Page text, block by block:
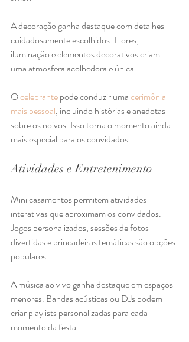
A decoração ganha destaque com detalhes
cuidadosamente escolhidos. Flores,
iluminação e elementos decorativos criam
uma atmosfera acolhedora e única.
O celebrante pode conduzir uma cerimônia
mais pessoal, incluindo histórias e anedotas
sobre os noivos. Isso torna o momento ainda
mais especial para os convidados.
Atividades e Entretenimento
Mini casamentos permitem atividades
interativas que aproximam os convidados.
Jogos personalizados, sessões de fotos
divertidas e brincadeiras temáticas são opções
populares.
A música ao vivo ganha destaque em espaços
menores. Bandas acústicas ou DJs podem
criar playlists personalizadas para cada
momento da festa.